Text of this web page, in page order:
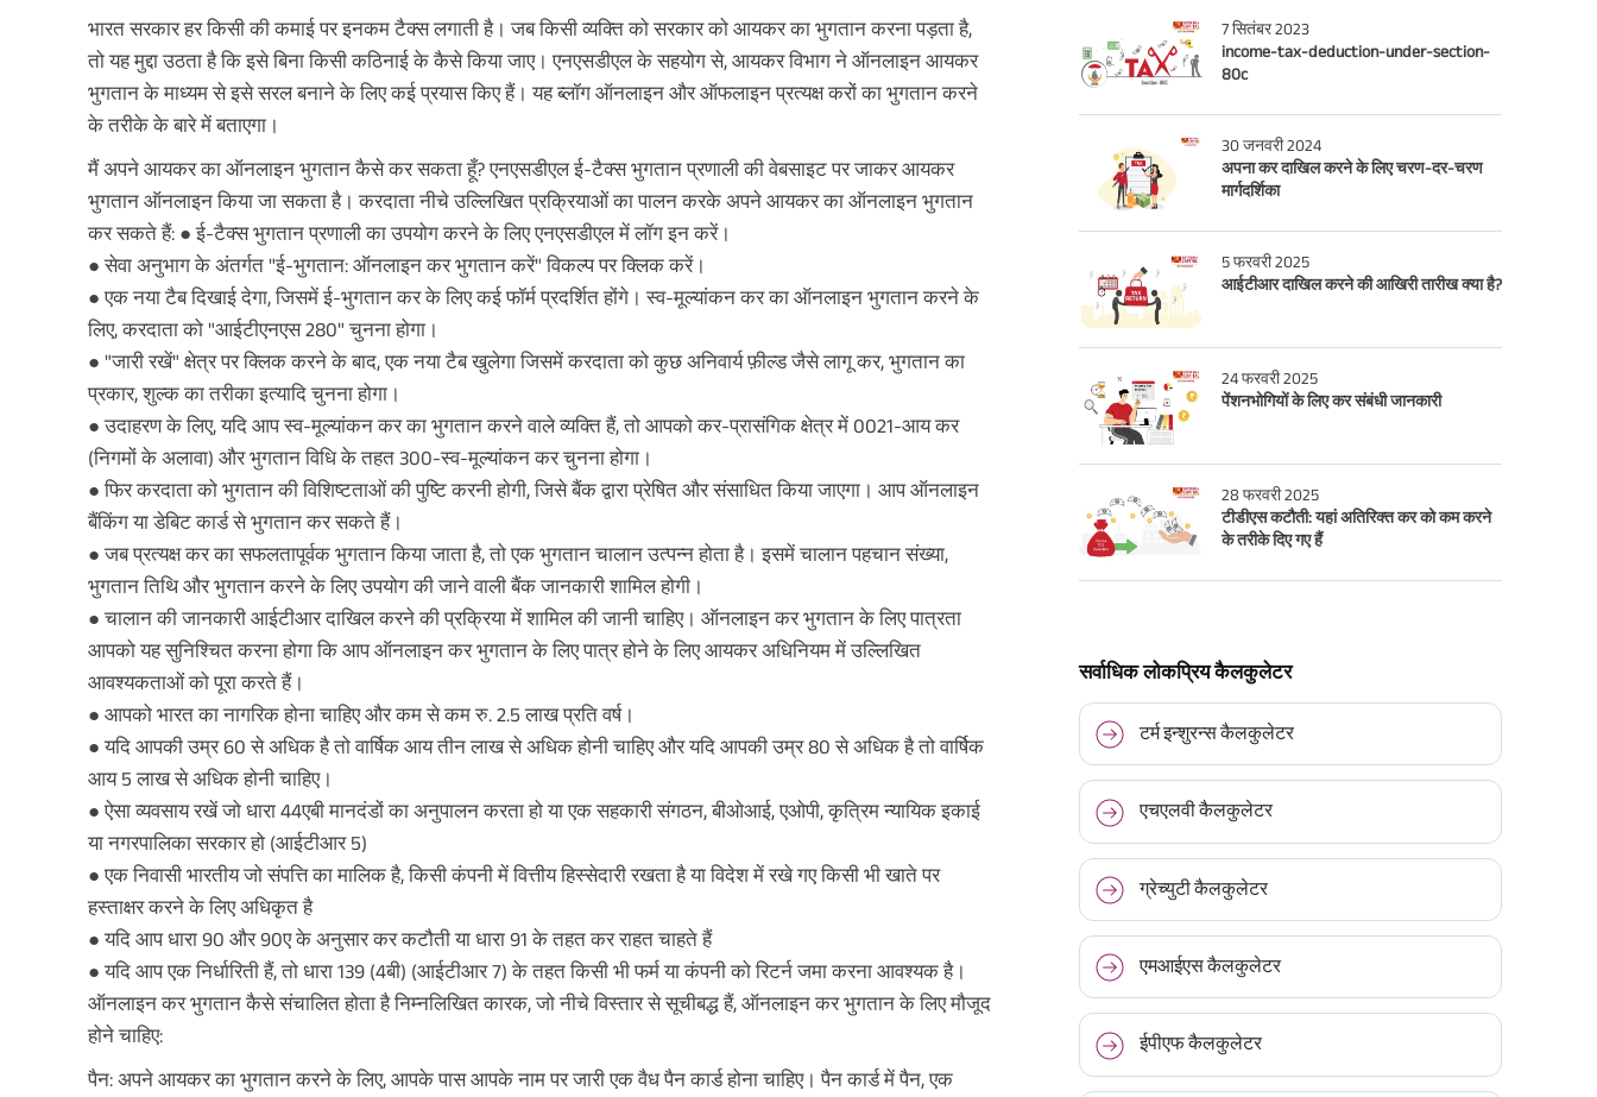
भारत सरकार हर किसी की कमाई पर इनकम टैक्स लगाती है। जब किसी व्यक्ति को सरकार को आयकर का भुगतान करना पड़ता है,
तो यह मुद्दा उठता है कि इसे बिना किसी कठिनाई के कैसे किया जाए। एनएसडीएल के सहयोग से, आयकर विभाग ने ऑनलाइन आयकर
भुगतान के माध्यम से इसे सरल बनाने के लिए कई प्रयास किए हैं। यह ब्लॉग ऑनलाइन और ऑफलाइन प्रत्यक्ष करों का भुगतान करने
के तरीके के बारे में बताएगा।
मैं अपने आयकर का ऑनलाइन भुगतान कैसे कर सकता हूँ? एनएसडीएल ई-टैक्स भुगतान प्रणाली की वेबसाइट पर जाकर आयकर
भुगतान ऑनलाइन किया जा सकता है। करदाता नीचे उल्लिखित प्रक्रियाओं का पालन करके अपने आयकर का ऑनलाइन भुगतान
कर सकते हैं: ● ई-टैक्स भुगतान प्रणाली का उपयोग करने के लिए एनएसडीएल में लॉग इन करें।
● सेवा अनुभाग के अंतर्गत "ई-भुगतान: ऑनलाइन कर भुगतान करें" विकल्प पर क्लिक करें।
● एक नया टैब दिखाई देगा, जिसमें ई-भुगतान कर के लिए कई फॉर्म प्रदर्शित होंगे। स्व-मूल्यांकन कर का ऑनलाइन भुगतान करने के
लिए, करदाता को "आईटीएनएस 280" चुनना होगा।
● "जारी रखें" क्षेत्र पर क्लिक करने के बाद, एक नया टैब खुलेगा जिसमें करदाता को कुछ अनिवार्य फ़ील्ड जैसे लागू कर, भुगतान का
प्रकार, शुल्क का तरीका इत्यादि चुनना होगा।
● उदाहरण के लिए, यदि आप स्व-मूल्यांकन कर का भुगतान करने वाले व्यक्ति हैं, तो आपको कर-प्रासंगिक क्षेत्र में 0021-आय कर
(निगमों के अलावा) और भुगतान विधि के तहत 300-स्व-मूल्यांकन कर चुनना होगा।
● फिर करदाता को भुगतान की विशिष्टताओं की पुष्टि करनी होगी, जिसे बैंक द्वारा प्रेषित और संसाधित किया जाएगा। आप ऑनलाइन
बैंकिंग या डेबिट कार्ड से भुगतान कर सकते हैं।
● जब प्रत्यक्ष कर का सफलतापूर्वक भुगतान किया जाता है, तो एक भुगतान चालान उत्पन्न होता है। इसमें चालान पहचान संख्या,
भुगतान तिथि और भुगतान करने के लिए उपयोग की जाने वाली बैंक जानकारी शामिल होगी।
● चालान की जानकारी आईटीआर दाखिल करने की प्रक्रिया में शामिल की जानी चाहिए। ऑनलाइन कर भुगतान के लिए पात्रता
आपको यह सुनिश्चित करना होगा कि आप ऑनलाइन कर भुगतान के लिए पात्र होने के लिए आयकर अधिनियम में उल्लिखित
आवश्यकताओं को पूरा करते हैं।
● आपको भारत का नागरिक होना चाहिए और कम से कम रु. 2.5 लाख प्रति वर्ष।
● यदि आपकी उम्र 60 से अधिक है तो वार्षिक आय तीन लाख से अधिक होनी चाहिए और यदि आपकी उम्र 80 से अधिक है तो वार्षिक
आय 5 लाख से अधिक होनी चाहिए।
● ऐसा व्यवसाय रखें जो धारा 44एबी मानदंडों का अनुपालन करता हो या एक सहकारी संगठन, बीओआई, एओपी, कृत्रिम न्यायिक इकाई
या नगरपालिका सरकार हो (आईटीआर 5)
● एक निवासी भारतीय जो संपत्ति का मालिक है, किसी कंपनी में वित्तीय हिस्सेदारी रखता है या विदेश में रखे गए किसी भी खाते पर
हस्ताक्षर करने के लिए अधिकृत है
● यदि आप धारा 90 और 90ए के अनुसार कर कटौती या धारा 91 के तहत कर राहत चाहते हैं
● यदि आप एक निर्धारिती हैं, तो धारा 139 (4बी) (आईटीआर 7) के तहत किसी भी फर्म या कंपनी को रिटर्न जमा करना आवश्यक है।
ऑनलाइन कर भुगतान कैसे संचालित होता है निम्नलिखित कारक, जो नीचे विस्तार से सूचीबद्ध हैं, ऑनलाइन कर भुगतान के लिए मौजूद
होने चाहिए:
पैन: अपने आयकर का भुगतान करने के लिए, आपके पास आपके नाम पर जारी एक वैध पैन कार्ड होना चाहिए। पैन कार्ड में पैन, एक
7 सितंबर 2023
income-tax-deduction-under-section-
80c
30 जनवरी 2024
अपना कर दाखिल करने के लिए चरण-दर-चरण
मार्गदर्शिका
5 फरवरी 2025
आईटीआर दाखिल करने की आखिरी तारीख क्या है?
24 फरवरी 2025
पेंशनभोगियों के लिए कर संबंधी जानकारी
28 फरवरी 2025
टीडीएस कटौती: यहां अतिरिक्त कर को कम करने
के तरीके दिए गए हैं
सर्वाधिक लोकप्रिय कैलकुलेटर
टर्म इन्शुरन्स कैलकुलेटर
एचएलवी कैलकुलेटर
ग्रेच्युटी कैलकुलेटर
एमआईएस कैलकुलेटर
ईपीएफ कैलकुलेटर